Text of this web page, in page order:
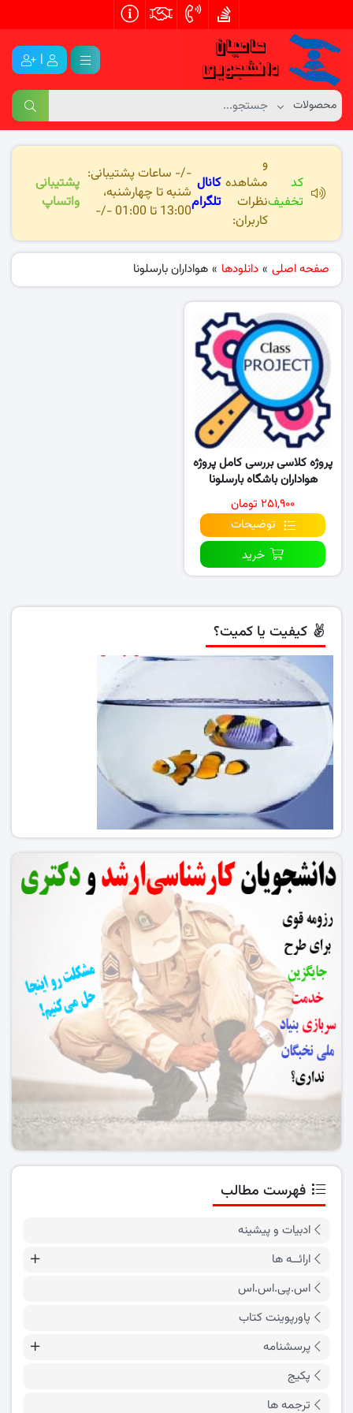
|
کد
تخفیف
و
مشاهده
نظرات
کاربران:
کانال
تلگرام
-/- ساعات پشتیبانی:
شنبه تا چهارشنبه،
13:00 تا 01:00 -/-
پشتیبانی
واتساپ
صفحه اصلی » دانلودها » هواداران بارسلونا
پروژه کلاسی بررسی کامل پروژه
هواداران باشگاه بارسلونا
۲۵۱,۹۰۰ تومان
توضیحات
خرید
کیفیت یا کمیت؟
فهرست مطالب
ادبیات و پیشینه
ارائــه ها
اس.پی.اس.اس
پاورپوینت کتاب
پرسشنامه
پکیج
ترجمه ها